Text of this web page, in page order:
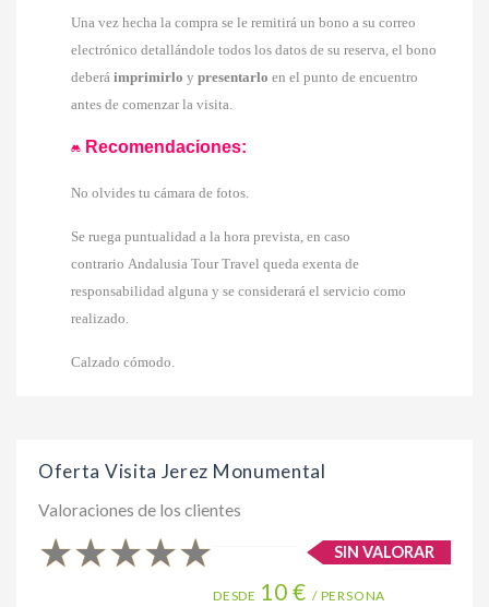
Una vez hecha la compra se le remitirá un bono a su correo
electrónico detallándole todos los datos de su reserva, el bono
deberá imprimirlo y presentarlo en el punto de encuentro
antes de comenzar la visita.
Recomendaciones:
No olvides tu cámara de fotos.
Se ruega puntualidad a la hora prevista, en caso
contrario Andalusia Tour Travel queda exenta de
responsabilidad alguna y se considerará el servicio como
realizado.
Calzado cómodo.
Oferta Visita Jerez Monumental
Valoraciones de los clientes
★★★★★ SIN VALORAR
DESDE 10 € / PERSONA